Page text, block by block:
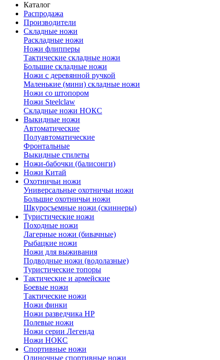
Каталог
Распродажа
Производители
Складные ножи
Раскладные ножи
Ножи флипперы
Тактические складные ножи
Большие складные ножи
Ножи с деревянной ручкой
Маленькие (мини) складные ножи
Ножи со штопором
Ножи Steelclaw
Складные ножи НОКС
Выкидные ножи
Автоматические
Полуавтоматические
Фронтальные
Выкидные стилеты
Ножи-бабочки (балисонги)
Ножи Китай
Охотничьи ножи
Универсальные охотничьи ножи
Большие охотничьи ножи
Шкуросъемные ножи (скиннеры)
Туристические ножи
Походные ножи
Лагерные ножи (бивачные)
Рыбацкие ножи
Ножи для выживания
Подводные ножи (водолазные)
Туристические топоры
Тактические и армейские
Боевые ножи
Тактические ножи
Ножи финки
Ножи разведчика НР
Полевые ножи
Ножи серии Легенда
Ножи НОКС
Спортивные ножи
Одиночные спортивные ножи